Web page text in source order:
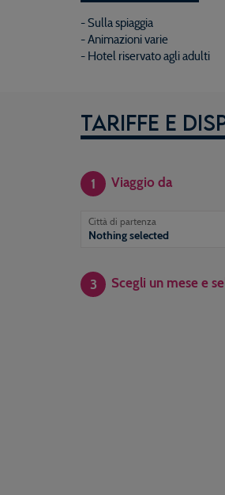
- Sulla spiaggia
- Animazioni varie
- Hotel riservato agli adulti
Tariffe e
1 Viaggio da
Città di partenza
Nothing selected
3 Scegli un mese e